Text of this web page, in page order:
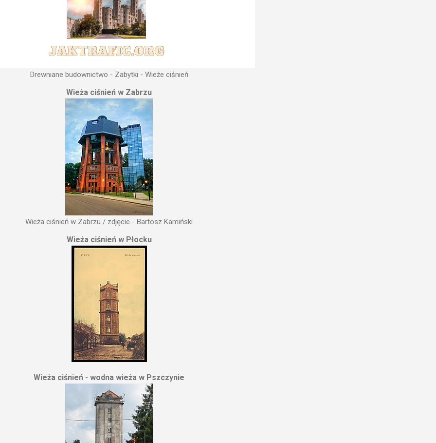
Drewniane budownictwo - Zabytki - Wieże ciśnień
Wieża ciśnień w Zabrzu
Wieża ciśnień w Zabrzu / zdjęcie - Bartosz Kamiński
Wieża ciśnień w Płocku
Wieża ciśnień - wodna wieża w Pszczynie